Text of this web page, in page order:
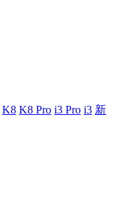
K8 K8 Pro i3 Pro i3 新